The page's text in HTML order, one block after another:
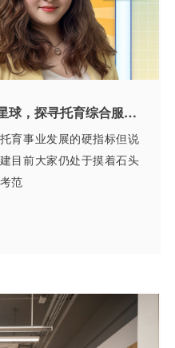
直播预约 | 开普俊梦&托育星球，探寻托育综合服务中心的建设内核
育事业发展的硬指标但说
目前大家仍处于摸着石头
范